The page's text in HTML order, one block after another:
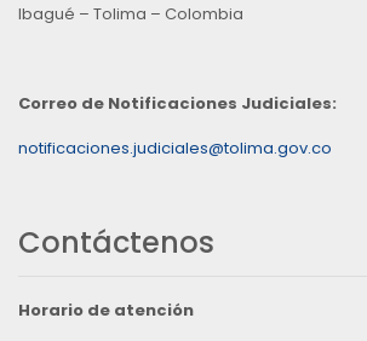
Ibagué – Tolima – Colombia
Correo de Notificaciones Judiciales:
notificaciones.judiciales@tolima.gov.co
Contáctenos
Horario de atención